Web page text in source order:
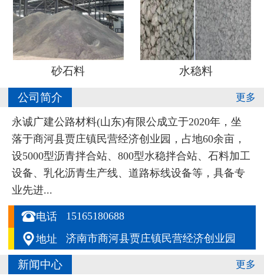
砂石料 水稳料
更多
公司简介
永诚广建公路材料(山东)有限公成立于2020年，坐
落于商河县贾庄镇民营经济创业园，占地60余亩，
设5000型沥青拌合站、800型水稳拌合站、石料加工
设备、乳化沥青生产线、道路标线设备等，具备专
业先进...
电话 15165180688
地址 济南市商河县贾庄镇民营经济创业园
更多
新闻中心